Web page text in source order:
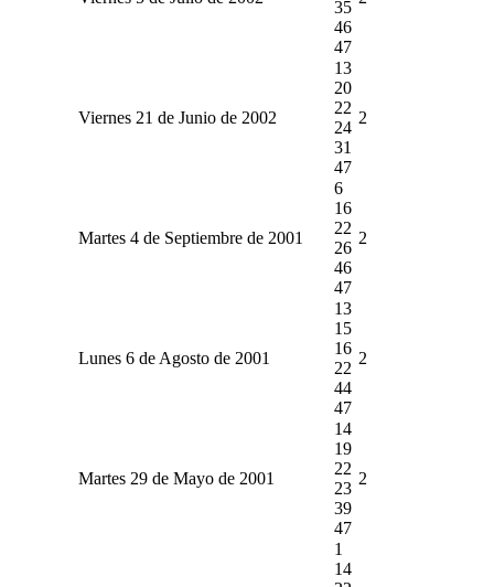
35
46
47
Viernes 21 de Junio de 2002
13
20
22
24
31
47
2
Martes 4 de Septiembre de 2001
6
16
22
26
46
47
2
Lunes 6 de Agosto de 2001
13
15
16
22
44
47
2
Martes 29 de Mayo de 2001
14
19
22
23
39
47
2
1
14